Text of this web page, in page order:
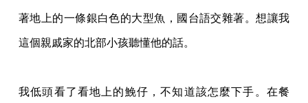
著地上的一條銀白色的大型魚，國台語交雜著。想讓我
這個親戚家的北部小孩聽懂他的話。
我低頭看了看地上的鮸仔，不知道該怎麼下手。在餐